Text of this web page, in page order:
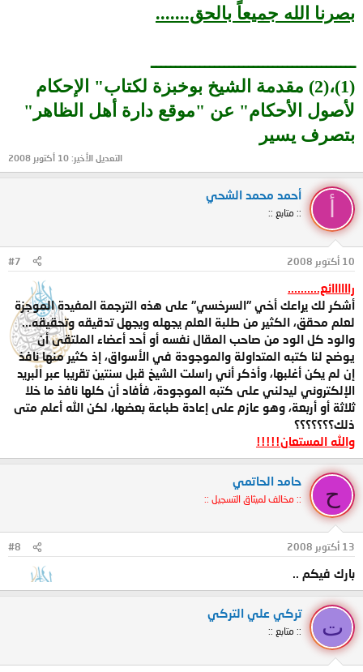
بصرنا الله جميعاً بالحق.......
ــــــــــــــــــــــــــــــــــــــــــ
(1)،(2) مقدمة الشيخ بوخبزة لكتاب" الإحكام
لأصول الأحكام" عن "موقع دارة أهل الظاهر"
بتصرف يسير
التعديل الأخير: 10 أكتوبر 2008
أحمد محمد الشحي
:: متابع ::
10 أكتوبر 2008 #7
راااااائع..........
أشكر لك يراعك أخي "السرخسي" على هذه الترجمة المفيدة الموجزة
لعلم محقق، الكثير من طلبة العلم يجهله ويجهل تدقيقه وتحقيقه...
والود كل الود من صاحب المقال نفسه أو أحد أعضاء الملتقى أن
يوضح لنا كتبه المتداولة والموجودة في الأسواق، إذ كثير منها نافذ
إن لم يكن أغلبها، وأذكر أني راسلت الشيخ قبل سنتين تقريبا عبر البريد
الإلكتروني ليدلني على كتبه الموجودة، فأفاد أن كلها نافذ ما خلا
ثلاثة أو أربعة، وهو عازم على إعادة طباعة بعضها، لكن الله أعلم متى
ذلك؟؟؟؟؟؟؟
والله المستعان!!!!!
ح
حامد الحاتمي
:: مخالف لميثاق التسجيل ::
13 أكتوبر 2008 #8
بارك فيكم ..
ت
تركي علي التركي
:: متابع ::